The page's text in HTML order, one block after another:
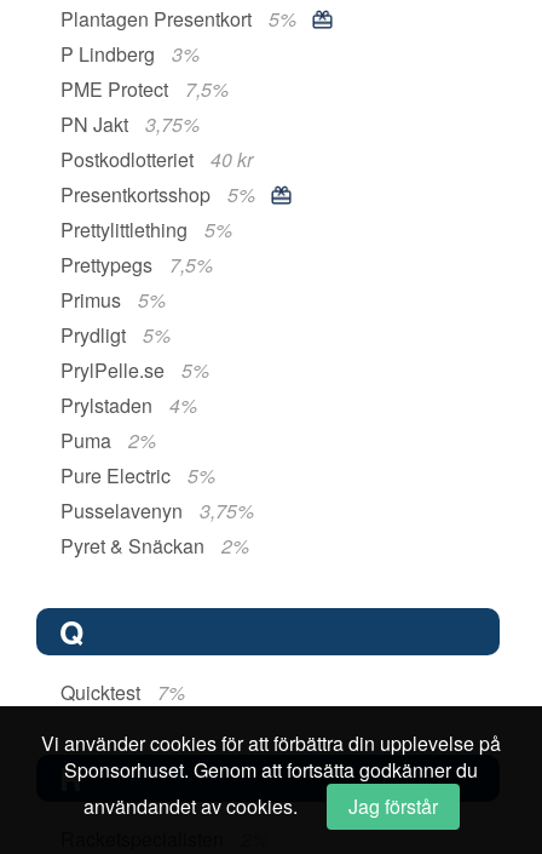
Plantagen Presentkort
5%
P Lindberg
3%
PME Protect
7,5%
PN Jakt
3,75%
Postkodlotteriet
40 kr
Presentkortsshop
5%
Prettylittlething
5%
Prettypegs
7,5%
Primus
5%
Prydligt
5%
PrylPelle.se
5%
Prylstaden
4%
Puma
2%
Pure Electric
5%
Pusselavenyn
3,75%
Pyret & Snäckan
2%
Q
Quicktest 7%
R
Vi använder cookies för att förbättra din upplevelse på
Sponsorhuset. Genom att fortsätta godkänner du
användandet av cookies.
Jag förstår